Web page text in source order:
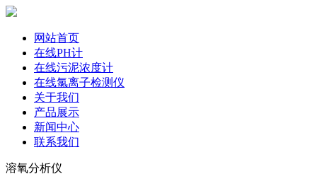
网站首页
在线PH计
在线污泥浓度计
在线氯离子检测仪
关于我们
产品展示
新闻中心
联系我们
溶氧分析仪